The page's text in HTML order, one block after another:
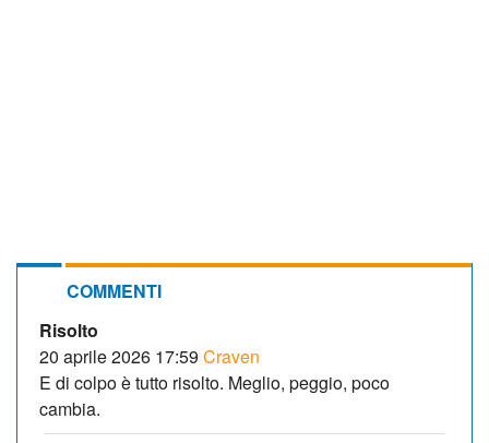
COMMENTI
Risolto
20 aprile 2026 17:59 Craven
E di colpo è tutto risolto. Meglio, peggio, poco
cambia.